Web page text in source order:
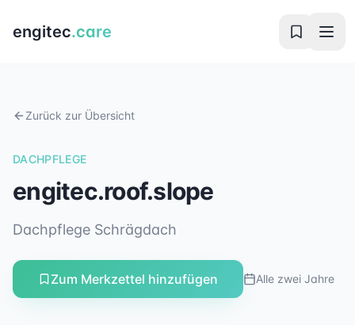
engitec.care
Zurück zur Übersicht
DACHPFLEGE
engitec.roof.slope
Dachpflege Schrägdach
Zum Merkzettel hinzufügen Alle zwei Jahre